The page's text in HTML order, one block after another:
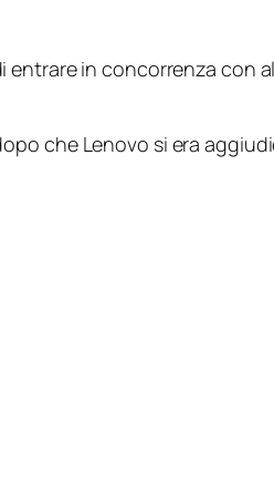
in concorrenza con
che Lenovo si era